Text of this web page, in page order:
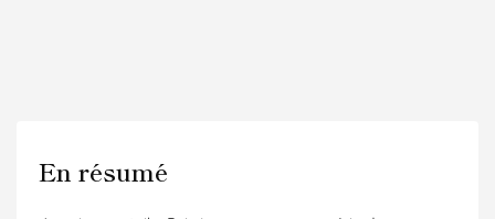
En résumé